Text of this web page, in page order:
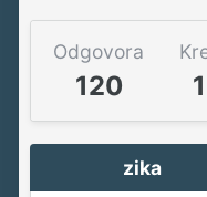
Odgovora
120
zika